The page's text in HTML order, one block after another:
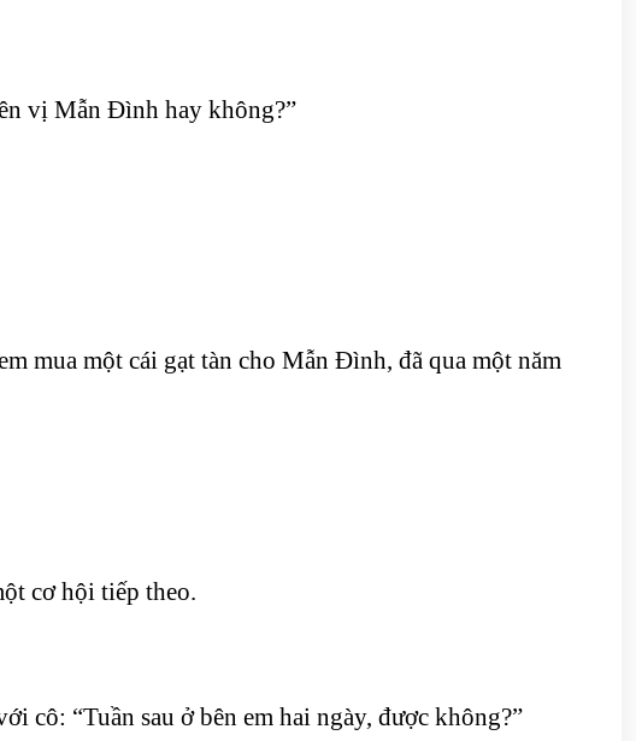
vị Mẫn Đình hay không?”
mua một cái gạt tàn cho Mẫn Đình, đã qua một năm
cơ hội tiếp theo.
cô: “Tuần sau ở bên em hai ngày, được không?”